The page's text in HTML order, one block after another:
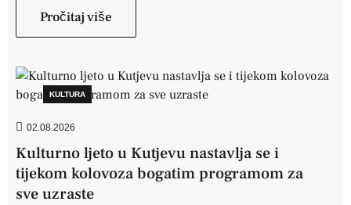
Pročitaj više
KULTURA
02.08.2026
Kulturno ljeto u Kutjevu nastavlja se i
tijekom kolovoza bogatim programom za
sve uzraste